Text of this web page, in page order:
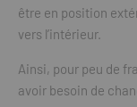
être en position
vers l’intérieur.
Ainsi, pour peu de
avoir besoin de